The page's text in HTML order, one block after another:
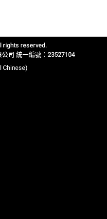
rights reserved.
司 統一編號：23527104
Chinese)